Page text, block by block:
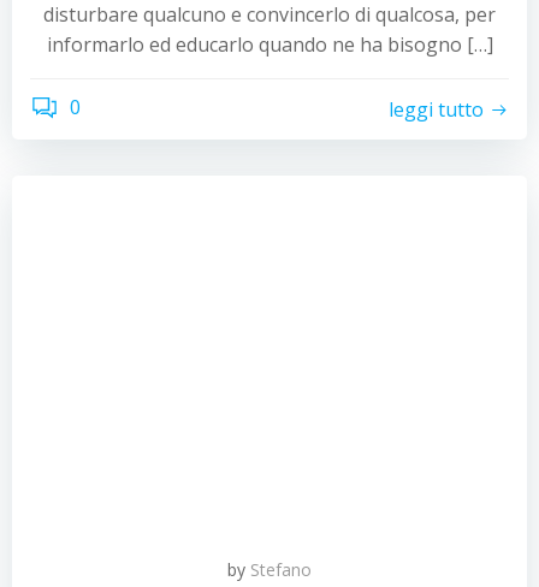
disturbare qualcuno e convincerlo di qualcosa, per
informarlo ed educarlo quando ne ha bisogno […]
0 leggi tutto
by Stefano